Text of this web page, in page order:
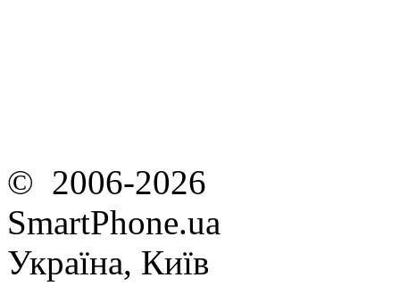
© 2006-2026
SmartPhone.ua
Україна, Київ